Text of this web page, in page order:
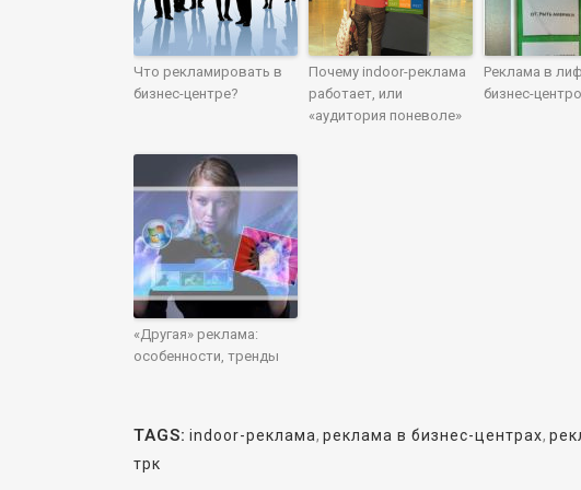
Что рекламировать в
бизнес-центре?
Почему indoor-реклама
работает, или
«аудитория поневоле»
Реклама в
бизнес-
«Другая» реклама:
особенности, тренды
TAGS: indoor-реклама, реклама в бизнес-центрах,
трк